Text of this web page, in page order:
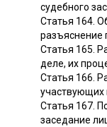
судебного
Статья 164.
разъяснение
Статья 165.
деле, их
Статья 166.
участвующих
Статья 167.
заседание